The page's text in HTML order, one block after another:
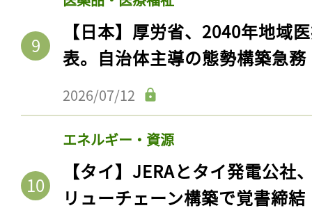
【日本】厚労省、2040年地域
表。自治体主導の態勢構築急務
2026/07/12
エネルギー・資源
【タイ】JERAとタイ発電公社
リューチェーン構築で覚書締結